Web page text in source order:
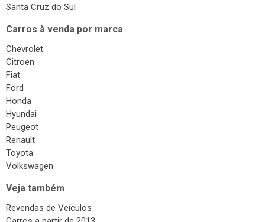
Santa Cruz do Sul
Carros à venda por marca
Chevrolet
Citroen
Fiat
Ford
Honda
Hyundai
Peugeot
Renault
Toyota
Volkswagen
Veja também
Revendas de Veículos